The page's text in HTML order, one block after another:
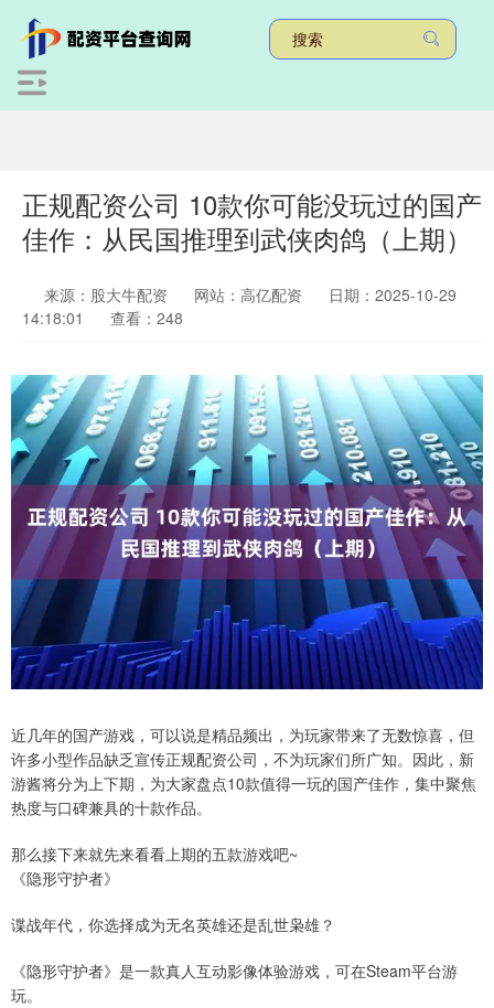
正规配资公司 10款你可能没玩过的国产
佳作：从民国推理到武侠肉鸽（上期）
来源：股大牛配资 网站：高亿配资
日期：2025-10-29
14:18:01
查看：248
近几年的国产游戏，可以说是精品频出，为玩家带来了无数惊喜，但
许多小型作品缺乏宣传正规配资公司，不为玩家们所广知。因此，新
游酱将分为上下期，为大家盘点10款值得一玩的国产佳作，集中聚焦
热度与口碑兼具的十款作品。
那么接下来就先来看看上期的五款游戏吧~
《隐形守护者》
谍战年代，你选择成为无名英雄还是乱世枭雄？
《隐形守护者》是一款真人互动影像体验游戏，可在Steam平台游
玩。